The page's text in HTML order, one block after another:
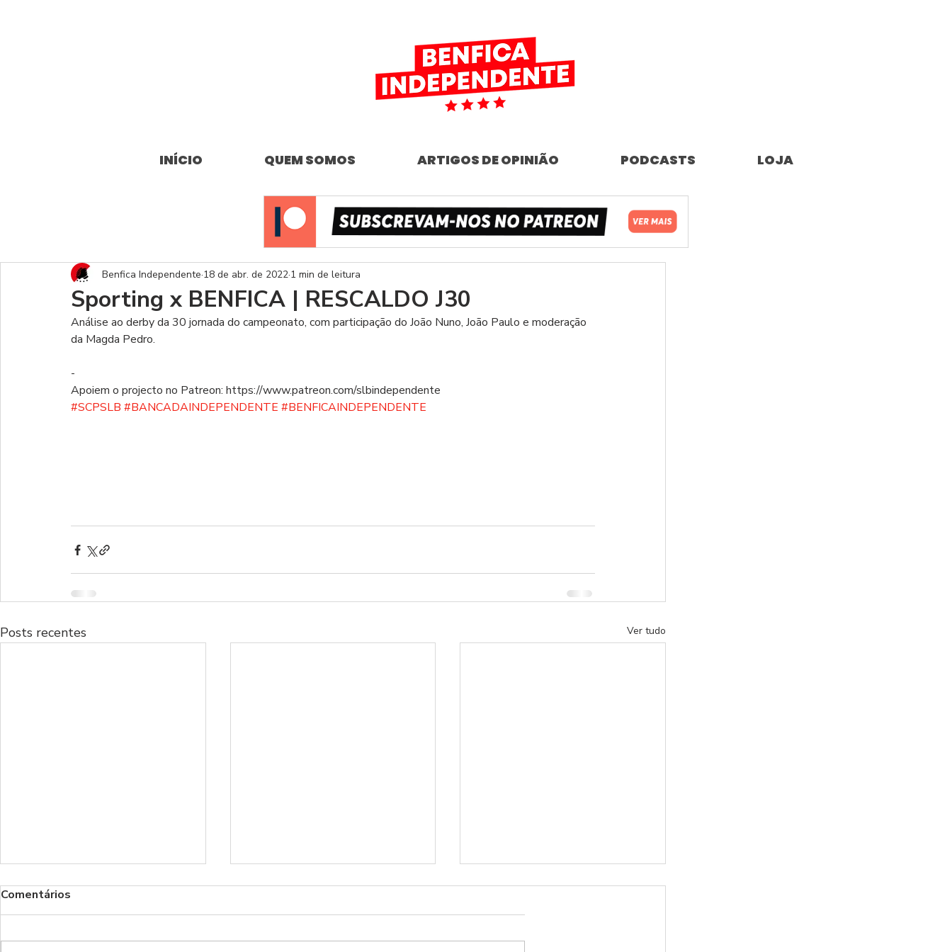
INÍCIO QUEM SOMOS ARTIGOS DE OPINIÃO PODCASTS LOJA
Sporting x BENFICA | RESCALDO J30
Benfica Independente 18 de abr. de 2022 1 min de leitura
Análise ao derby da 30 jornada do campeonato, com participação do João Nuno, João Paulo e moderação
da Magda Pedro.
-
Apoiem o projecto no Patreon: https://www.patreon.com/slbindependente
#SCPSLB #BANCADAINDEPENDENTE #BENFICAINDEPENDENTE
Posts recentes Ver tudo
Comentários